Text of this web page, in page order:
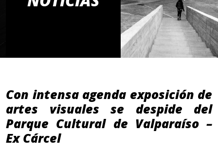
Con intensa agenda exposición de
artes visuales se despide del
Parque Cultural de Valparaíso –
Ex Cárcel